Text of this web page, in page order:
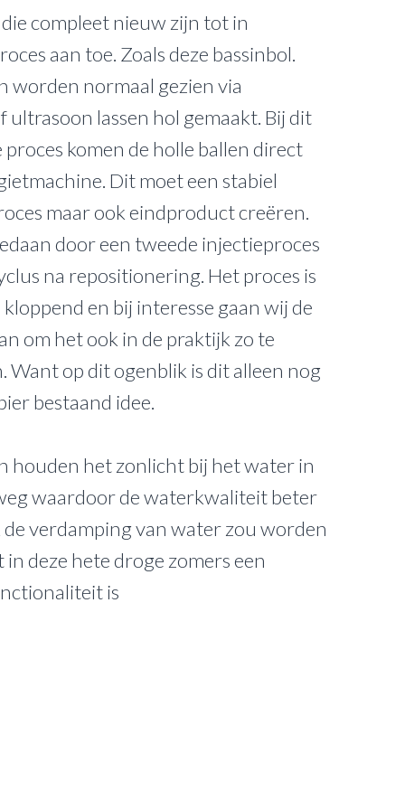
compleet nieuw zijn tot in
aan toe. Zoals deze bassinbol.
worden normaal gezien via
ultrasoon lassen hol gemaakt. Bij dit
komen de holle ballen direct
Dit moet een stabiel
maar ook eindproduct creëren.
door een tweede injectieproces
na repositionering. Het proces is
en bij interesse gaan wij de
om het ook in de praktijk zo te
Want op dit ogenblik is dit alleen nog
bestaand idee.
houden het zonlicht bij het water in
waardoor de waterkwaliteit beter
verdamping van water zou worden
deze hete droge zomers een
is